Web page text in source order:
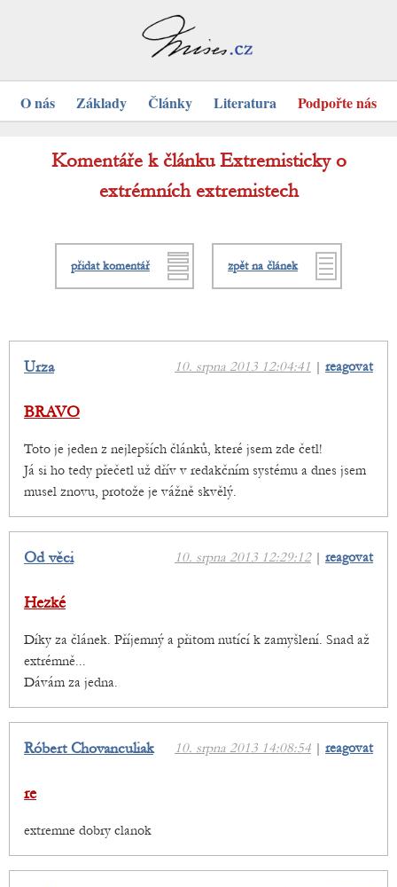
O nás Základy Články Literatura Podpořte nás
Komentáře k článku Extremisticky o
extrémních extremistech
přidat komentář zpět na článek
10. srpna 2013 12:04:41 | reagovat
Urza
BRAVO
Toto je jeden z nejlepších článků, které jsem zde četl!
Já si ho tedy přečetl už dřív v redakčním systému a dnes jsem
musel znovu, protože je vážně skvělý.
10. srpna 2013 12:29:12| reagovat
Od věci
Hezké
Díky za článek. Příjemný a přitom nutící k zamyšlení. Snad až
extrémně...
Dávám za jedna.
10. srpna 2013 14:08:54 | reagovat
Róbert Chovanculiak
re
extremne dobry clanok